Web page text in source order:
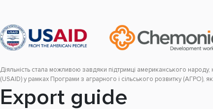
Діяльність стала можливою завдяки підтримці американського
(USAID) у рамках Програми з аграрного і сільського розвитку (АГРО),
Export guide